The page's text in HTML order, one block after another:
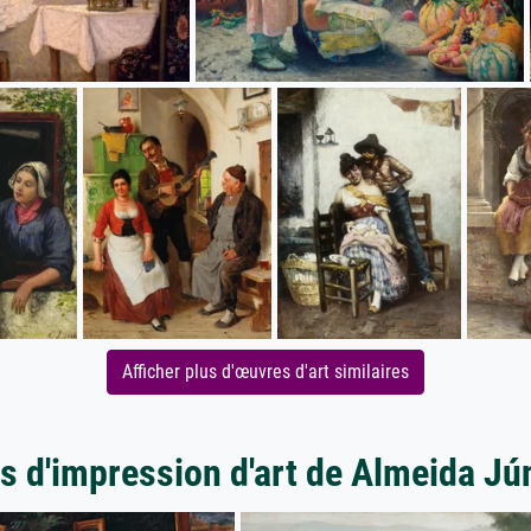
Afficher plus d'œuvres d'art similaires
d'impression d'art de Almeida